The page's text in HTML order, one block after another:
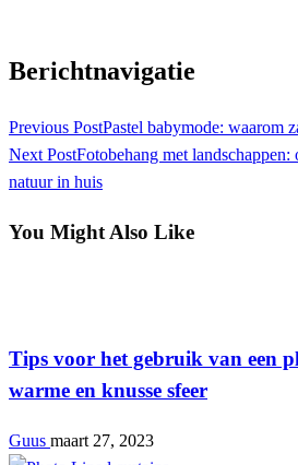
Berichtnavigatie
Previous PostPastel babymode: waarom
Next PostFotobehang met landschappen:
natuur in huis
You Might Also Like
Tips voor het gebruik van een
warme en knusse sfeer
Guus maart 27, 2023